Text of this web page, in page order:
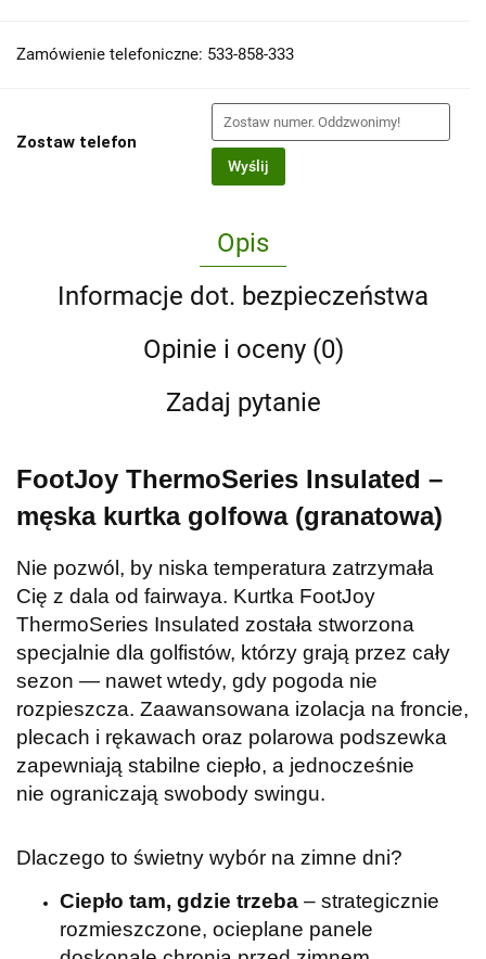
Zamówienie telefoniczne: 533-858-333
Zostaw telefon
Wyślij
Opis
Informacje dot. bezpieczeństwa
Opinie i oceny (0)
Zadaj pytanie
FootJoy ThermoSeries Insulated –
męska kurtka golfowa (granatowa)
Nie pozwól, by niska temperatura zatrzymała
Cię z dala od fairwaya. Kurtka FootJoy
ThermoSeries Insulated została stworzona
specjalnie dla golfistów, którzy grają przez cały
sezon — nawet wtedy, gdy pogoda nie
rozpieszcza. Zaawansowana izolacja na froncie,
plecach i rękawach oraz polarowa podszewka
zapewniają stabilne ciepło, a jednocześnie
nie ograniczają swobody swingu.
Dlaczego to świetny wybór na zimne dni?
Ciepło tam, gdzie trzeba – strategicznie
rozmieszczone, ocieplane panele